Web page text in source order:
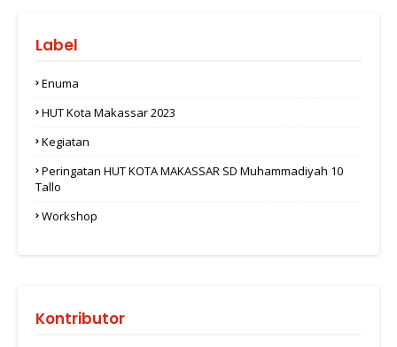
Label
Enuma
HUT Kota Makassar 2023
Kegiatan
Peringatan HUT KOTA MAKASSAR SD Muhammadiyah 10
Tallo
Workshop
Kontributor